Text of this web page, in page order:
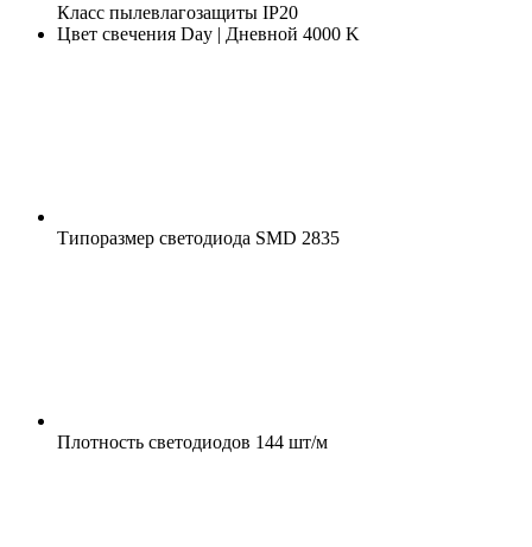
Класс пылевлагозащиты IP20
Цвет свечения Day | Дневной 4000 K
Типоразмер светодиода SMD 2835
Плотность светодиодов 144 шт/м